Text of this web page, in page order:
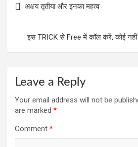
navigation
अक्षय तृतीया और इनका महत्व
इस TRICK से Free में कॉल करें, कोई
Leave a Reply
Your email address will not be
are marked *
Comment *